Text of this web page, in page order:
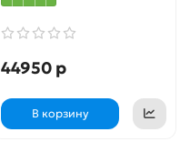
44950 р
В корзину